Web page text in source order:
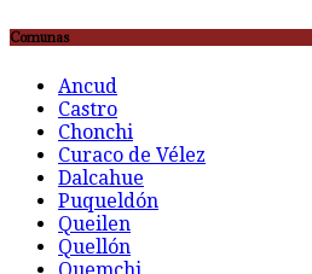
Comunas
Ancud
Castro
Chonchi
Curaco de Vélez
Dalcahue
Puqueldón
Queilen
Quellón